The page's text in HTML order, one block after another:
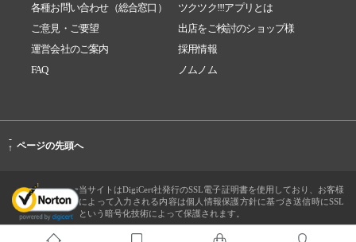
各種お問い合わせ（総合窓口）
ツクツク!!!アプリとは
ご意見・ご要望
出店をご検討のショップ様
運営会社のご案内
採用情報
FAQ
ノムノム
-
↑ ページの先頭へ
当サイトはDigiCert社発行のSSL電子証明書を使用しており、お客様
によって入力される内容は個人情報保護方針に基づき送信時にSSL
という暗号化技術によって保護されます。